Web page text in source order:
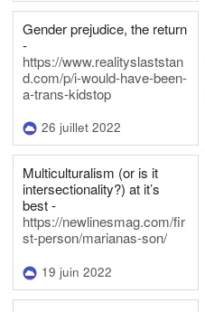
Gender prejudice, the return
-
https://www.realityslaststan
d.com/p/i-would-have-been-
a-trans-kidstop
26 juillet 2022
Multiculturalism (or is it
intersectionality?) at it’s
best -
https://newlinesmag.com/fir
st-person/marianas-son/
19 juin 2022